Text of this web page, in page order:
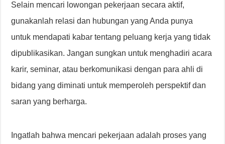
Selain mencari lowongan pekerjaan secara aktif,
gunakanlah relasi dan hubungan yang Anda punya
untuk mendapati kabar tentang peluang kerja yang tidak
dipublikasikan. Jangan sungkan untuk menghadiri acara
karir, seminar, atau berkomunikasi dengan para ahli di
bidang yang diminati untuk memperoleh perspektif dan
saran yang berharga.
Ingatlah bahwa mencari pekerjaan adalah proses yang